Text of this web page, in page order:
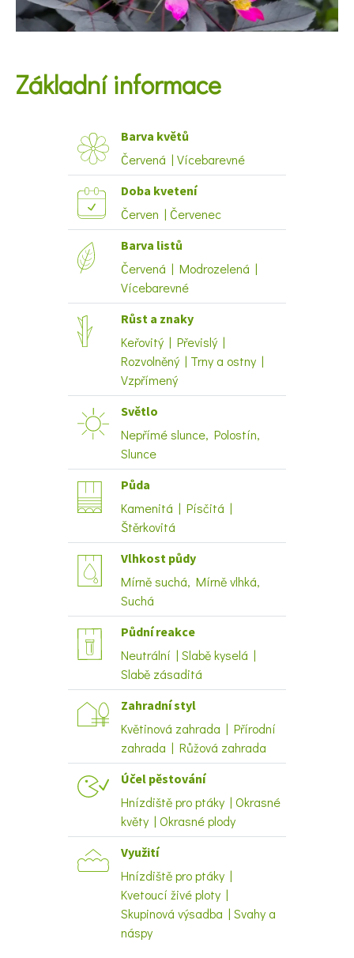
KVÍZY A TESTY
Naše krásná zahrada
Základní informace
Barva květů
Červená | Vícebarevné
Doba kvetení
Červen | Červenec
Barva listů
Červená | Modrozelená |
Vícebarevné
Růst a znaky
Keřovitý | Převislý |
Rozvolněný | Trny a ostny |
Vzpřímený
Světlo
Nepřímé slunce, Polostín,
Slunce
Půda
Kamenitá | Písčitá |
Štěrkovitá
Vlhkost půdy
Mírně suchá, Mírně vlhká,
Suchá
Půdní reakce
Neutrální | Slabě kyselá |
Slabě zásaditá
Zahradní styl
Květinová zahrada | Přírodní
zahrada | Růžová zahrada
Účel pěstování
Hnízdiště pro ptáky | Okrasné
květy | Okrasné plody
Využití
Hnízdiště pro ptáky |
Kvetoucí živé ploty |
Skupinová výsadba | Svahy a
náspy